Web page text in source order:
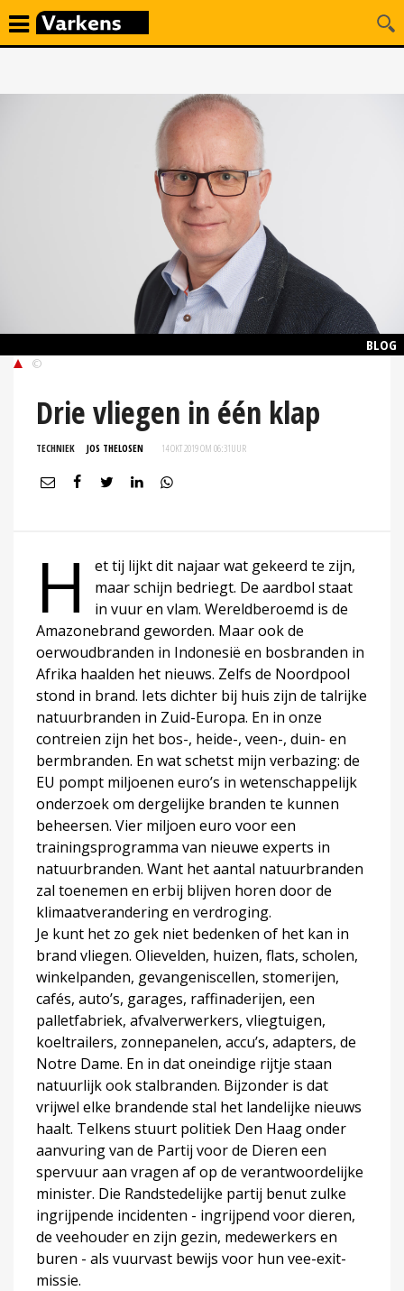
BLOG
©
Drie vliegen in één klap
TECHNIEK JOS THELOSEN 14 OKT 2019 OM 06:31UUR
H
et tij lijkt dit najaar wat gekeerd te zijn,
maar schijn bedriegt. De aardbol staat
in vuur en vlam. Wereldberoemd is de
Amazonebrand geworden. Maar ook de
oerwoudbranden in Indonesië en bosbranden in
Afrika haalden het nieuws. Zelfs de Noordpool
stond in brand. Iets dichter bij huis zijn de talrijke
natuurbranden in Zuid-Europa. En in onze
contreien zijn het bos-, heide-, veen-, duin- en
bermbranden. En wat schetst mijn verbazing: de
EU pompt miljoenen euro’s in wetenschappelijk
onderzoek om dergelijke branden te kunnen
beheersen. Vier miljoen euro voor een
trainingsprogramma van nieuwe experts in
natuurbranden. Want het aantal natuurbranden
zal toenemen en erbij blijven horen door de
klimaatverandering en verdroging.
Je kunt het zo gek niet bedenken of het kan in
brand vliegen. Olievelden, huizen, flats, scholen,
winkelpanden, gevangeniscellen, stomerijen,
cafés, auto’s, garages, raffinaderijen, een
palletfabriek, afvalverwerkers, vliegtuigen,
koeltrailers, zonnepanelen, accu’s, adapters, de
Notre Dame. En in dat oneindige rijtje staan
natuurlijk ook stalbranden. Bijzonder is dat
vrijwel elke brandende stal het landelijke nieuws
haalt. Telkens stuurt politiek Den Haag onder
aanvuring van de Partij voor de Dieren een
spervuur aan vragen af op de verantwoordelijke
minister. Die Randstedelijke partij benut zulke
ingrijpende incidenten - ingrijpend voor dieren,
de veehouder en zijn gezin, medewerkers en
buren - als vuurvast bewijs voor hun vee-exit-
missie.